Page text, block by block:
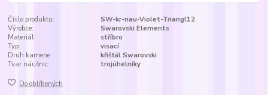
Číslo produktu:
SW-kr-nau-Violet-Triangl12
Výrobce:
Swarovski Elements
Materiál:
stříbro
Typ:
visací
Druh kamene:
křišťál Swarovski
Tvar náušnic:
trojúhelníky
Do oblíbených